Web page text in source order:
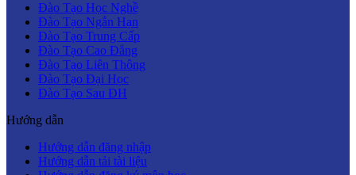
Đào Tạo Học Nghề
Đào Tạo Ngắn Hạn
Đào Tạo Trung Cấp
Đào Tạo Cao Đẳng
Đào Tạo Liên Thông
Đào Tạo Đại Học
Đào Tạo Sau ĐH
Hướng dẫn
Hướng dẫn đăng nhập
Hướng dẫn tải tài liệu